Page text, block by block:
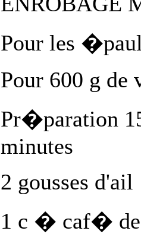
Pour les
Pour 600 g de
Pr�paration
minutes
2 gousses d'ail
1 c � caf� de